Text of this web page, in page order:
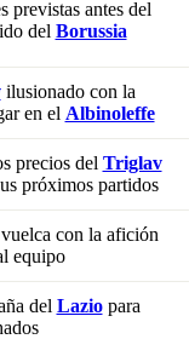
previstas antes del
del Borussia
ilusionado con la
en el Albinoleffe
precios del Triglav
próximos partidos
con la afición
equipo
del Laziopara